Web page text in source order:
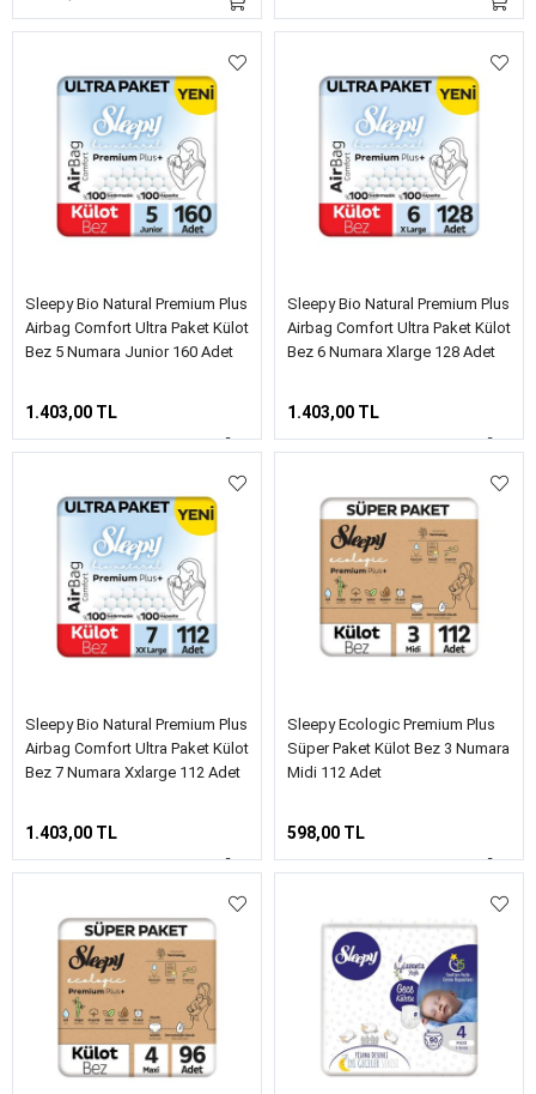
Sleepy Bio Natural Premium Plus
Airbag Comfort Ultra Paket Külot
Bez 5 Numara Junior 160 Adet
1.403,00 TL
Sleepy Bio Natural Premium Plus
Airbag Comfort Ultra Paket Külot
Bez 6 Numara Xlarge 128 Adet
1.403,00 TL
Sleepy Bio Natural Premium Plus
Airbag Comfort Ultra Paket Külot
Bez 7 Numara Xxlarge 112 Adet
1.403,00 TL
Sleepy Ecologic Premium Plus
Süper Paket Külot Bez 3 Numara
Midi 112 Adet
598,00 TL